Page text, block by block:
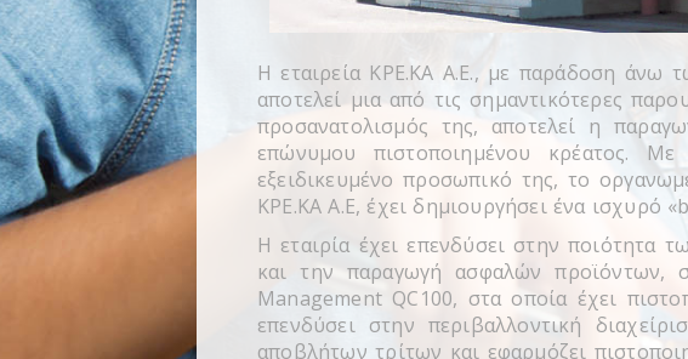
Η εταιρεία ΚΡΕ.ΚΑ Α.Ε., με παράδοση άνω
αποτελεί μια από τις σημαντικότερες
προσανατολισμός της, αποτελεί η
επώνυμου πιστοποιημένου κρέατος. Mε
εξειδικευμένο προσωπικό της, τo
ΚΡΕ.ΚΑ Α.Ε, έχει δημιουργήσει ένα ισχυρό
Η εταιρία έχει επενδύσει στην ποιότητα
και την παραγωγή ασφαλών προϊόντων,
Management QC100, στα οποία έχει
επενδύσει στην περιβαλλοντική
αποβλήτων τρίτων και εφαρμόζει